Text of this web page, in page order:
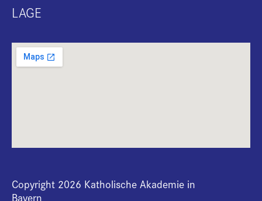
LAGE
Copyright 2026 Katholische Akademie in
Bayern